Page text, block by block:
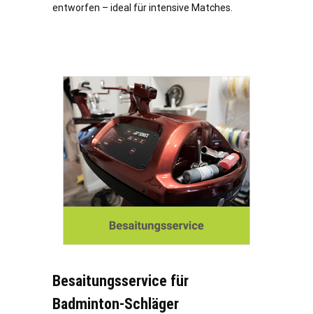
entworfen – ideal für intensive Matches.
Besaitungsservice für
Badminton-Schläger